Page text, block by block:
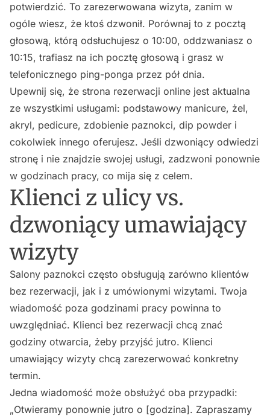
potwierdzić. To zarezerwowana wizyta, zanim w
ogóle wiesz, że ktoś dzwonił. Porównaj to z pocztą
głosową, którą odsłuchujesz o 10:00, oddzwaniasz o
10:15, trafiasz na ich pocztę głosową i grasz w
telefonicznego ping-ponga przez pół dnia.
Upewnij się, że strona rezerwacji online jest aktualna
ze wszystkimi usługami: podstawowy manicure, żel,
akryl, pedicure, zdobienie paznokci, dip powder i
cokolwiek innego oferujesz. Jeśli dzwoniący odwiedzi
stronę i nie znajdzie swojej usługi, zadzwoni ponownie
w godzinach pracy, co mija się z celem.
Klienci z ulicy vs.
dzwoniący umawiający
wizyty
Salony paznokci często obsługują zarówno klientów
bez rezerwacji, jak i z umówionymi wizytami. Twoja
wiadomość poza godzinami pracy powinna to
uwzględniać. Klienci bez rezerwacji chcą znać
godziny otwarcia, żeby przyjść jutro. Klienci
umawiający wizyty chcą zarezerwować konkretny
termin.
Jedna wiadomość może obsłużyć oba przypadki:
„Otwieramy ponownie jutro o [godzina]. Zapraszamy